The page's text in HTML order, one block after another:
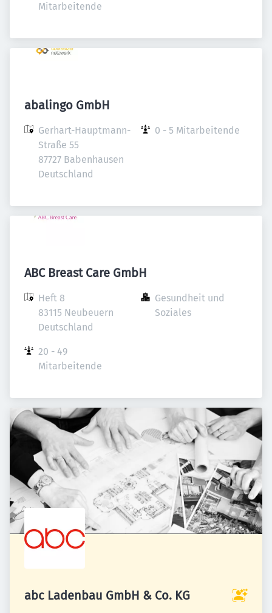
Mitarbeitende
abalingo GmbH
Gerhart-Hauptmann-
Straße 55
87727 Babenhausen
Deutschland
0 - 5 Mitarbeitende
ABC Breast Care GmbH
Heft 8
83115 Neubeuern
Deutschland
Gesundheit und
Soziales
20 - 49
Mitarbeitende
abc Ladenbau GmbH & Co. KG